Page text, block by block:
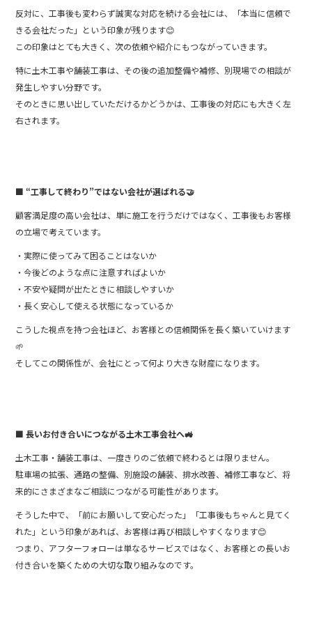
反対に、工事後も変わらず誠実な対応を続ける会社には、「本当に信頼で
きる会社だった」という印象が残ります😊
この印象はとても大きく、次の依頼や紹介にもつながっていきます。
特に土木工事や舗装工事は、その後の追加整備や補修、別現場での相談が
発生しやすい分野です。
そのときに思い出していただけるかどうかは、工事後の対応にも大きく左
右されます。
■ “工事して終わり”ではない会社が選ばれる🤝
顧客満足度の高い会社は、単に施工を行うだけではなく、工事後もお客様
の立場で考えています。
・実際に使ってみて困ることはないか
・今後どのような点に注意すればよいか
・不安や疑問が出たときに相談しやすいか
・長く安心して使える状態になっているか
こうした視点を持つ会社ほど、お客様との信頼関係を長く築いていけます
🌱
そしてこの関係性が、会社にとって何より大きな財産になります。
■ 長いお付き合いにつながる土木工事会社へ🚜
土木工事・舗装工事は、一度きりのご依頼で終わるとは限りません。
駐車場の拡張、通路の整備、別施設の舗装、排水改善、補修工事など、将
来的にさまざまなご相談につながる可能性があります。
そうした中で、「前にお願いして安心だった」「工事後もちゃんと見てく
れた」という印象があれば、お客様は再び相談しやすくなります😊
つまり、アフターフォローは単なるサービスではなく、お客様との長いお
付き合いを築くための大切な取り組みなのです。